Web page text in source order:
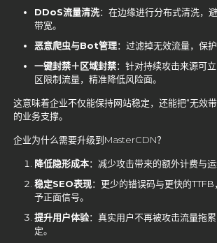
DDoS流量清洗：在边缘进行分布式清洗，
带宽。
恶意爬虫与Bot管理：过滤掉无效流量，保
一键封禁＋区域封禁：针对持续攻击来源可
区限制流量，精准降低风险面。
这意味着企业不仅能保持网站稳定，还能把“无效
的业务支撑。
企业为什么需要升级到MasterCDN？
降低隐形成本：减少攻击带来的额外计费与运
稳定SEO表现：更少的错误码与更快的
予正面信号。
提升用户体验：真实用户不再被攻击流量拖
定。